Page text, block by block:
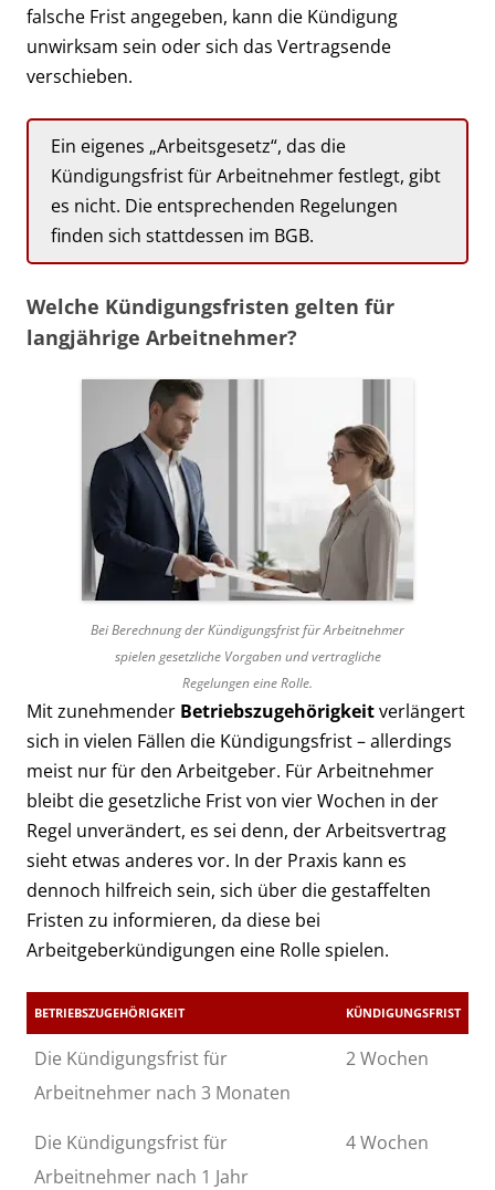
falsche Frist angegeben, kann die Kündigung
unwirksam sein oder sich das Vertragsende
verschieben.
Ein eigenes „Arbeitsgesetz“, das die
Kündigungsfrist für Arbeitnehmer festlegt, gibt
es nicht. Die entsprechenden Regelungen
finden sich stattdessen im BGB.
Welche Kündigungsfristen gelten für
langjährige Arbeitnehmer?
Bei Berechnung der Kündigungsfrist für Arbeitnehmer
spielen gesetzliche Vorgaben und vertragliche
Regelungen eine Rolle.
Mit zunehmender Betriebszugehörigkeitverlängert
sich in vielen Fällen die Kündigungsfrist – allerdings
meist nur für den Arbeitgeber. Für Arbeitnehmer
bleibt die gesetzliche Frist von vier Wochen in der
Regel unverändert, es sei denn, der Arbeitsvertrag
sieht etwas anderes vor. In der Praxis kann es
dennoch hilfreich sein, sich über die gestaffelten
Fristen zu informieren, da diese bei
Arbeitgeberkündigungen eine Rolle spielen.
BETRIEBSZUGEHÖRIGKEIT KÜNDIGUNGSFRIST
Die Kündigungsfrist für
Arbeitnehmer nach 3 Monaten
2 Wochen
Die Kündigungsfrist für
Arbeitnehmer nach 1 Jahr
4 Wochen